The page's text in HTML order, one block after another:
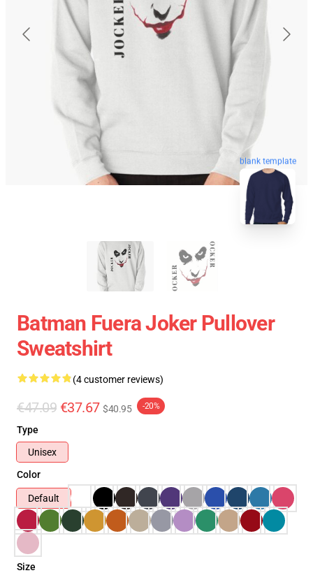
blank template
Batman Fuera Joker Pullover
Sweatshirt
(4 customer reviews)
€47.09 €37.67 $40.95 -20%
Type
Unisex
Color
Default
Size